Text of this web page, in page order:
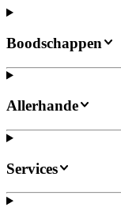
Boodschappen
Allerhande
Services